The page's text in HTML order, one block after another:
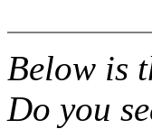
Below is
Do you